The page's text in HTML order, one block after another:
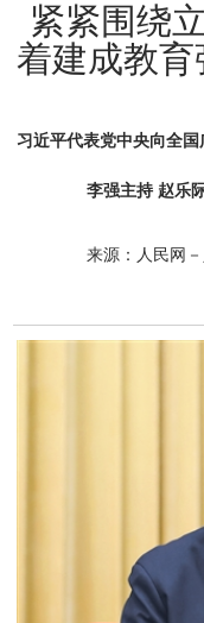
紧紧围绕
着建成教
习近平代表党中央向全
李强主持 赵乐
来源：人民网